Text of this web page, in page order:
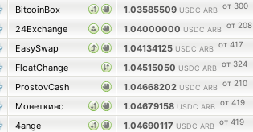
BitcoinBox
1.03585509 USDC ARB от 300
24Exchange
1.04000000 USDC ARB от 208
EasySwap
1.04134125 USDC ARB от 417
FloatChange
1.04515050 USDC ARB от 324
ProstovCash
1.04668202 USDC ARB от 210
Монеткинс
1.04679158 USDC ARB от 419
4ange
1.04690117 USDC ARB от 419